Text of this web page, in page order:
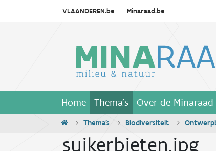
VLAANDEREN.be Minaraad.be
Home Thema's Over de Minaraad
Thema's Biodiversiteit
suikerbieten.jpg